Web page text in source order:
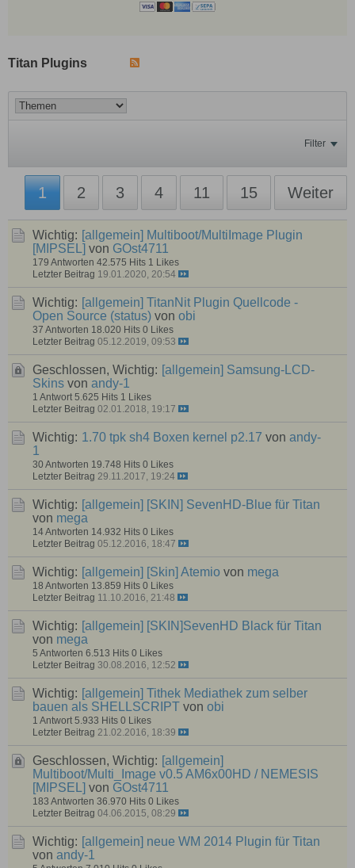
Titan Plugins
Filter
1 2 3 4 11 15 Weiter
Wichtig: [allgemein] Multiboot/MultiImage Plugin
[MIPSEL] von GOst4711
179 Antworten 42.575 Hits 1 Likes
Letzter Beitrag 19.01.2020, 20:54
Wichtig: [allgemein] TitanNit Plugin Quellcode -
Open Source (status) von obi
37 Antworten 18.020 Hits 0 Likes
Letzter Beitrag 05.12.2019, 09:53
Geschlossen, Wichtig: [allgemein] Samsung-LCD-
Skins von andy-1
1 Antwort 5.625 Hits 1 Likes
Letzter Beitrag 02.01.2018, 19:17
Wichtig: 1.70 tpk sh4 Boxen kernel p2.17 von andy-
1
30 Antworten 19.748 Hits 0 Likes
Letzter Beitrag 29.11.2017, 19:24
Wichtig: [allgemein] [SKIN] SevenHD-Blue für Titan
von mega
14 Antworten 14.932 Hits 0 Likes
Letzter Beitrag 05.12.2016, 18:47
Wichtig: [allgemein] [Skin] Atemio von mega
18 Antworten 13.859 Hits 0 Likes
Letzter Beitrag 11.10.2016, 21:48
Wichtig: [allgemein] [SKIN]SevenHD Black für Titan
von mega
5 Antworten 6.513 Hits 0 Likes
Letzter Beitrag 30.08.2016, 12:52
Wichtig: [allgemein] Tithek Mediathek zum selber
bauen als SHELLSCRIPT von obi
1 Antwort 5.933 Hits 0 Likes
Letzter Beitrag 21.02.2016, 18:39
Geschlossen, Wichtig: [allgemein]
Multiboot/Multi_Image v0.5 AM6x00HD / NEMESIS
[MIPSEL] von GOst4711
183 Antworten 36.970 Hits 0 Likes
Letzter Beitrag 04.06.2015, 08:29
Wichtig: [allgemein] neue WM 2014 Plugin für Titan
von andy-1